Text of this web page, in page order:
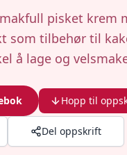
pisket krem
som tilbehør til
å lage og
Hopp til
Del oppskrift